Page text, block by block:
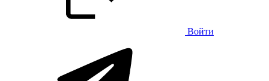
Войти